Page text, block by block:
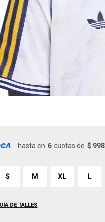
hasta en 6 cuotas de $ 998
S M XL L
DE TALLES